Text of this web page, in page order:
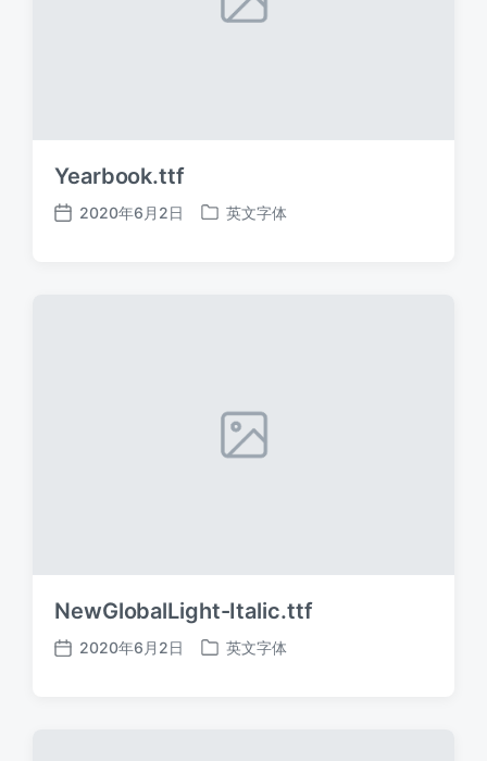
Yearbook.ttf
发
2020年6月2日
发
英文字体
NewGlobalLight-Italic.ttf
发
2020年6月2日
发
英文字体